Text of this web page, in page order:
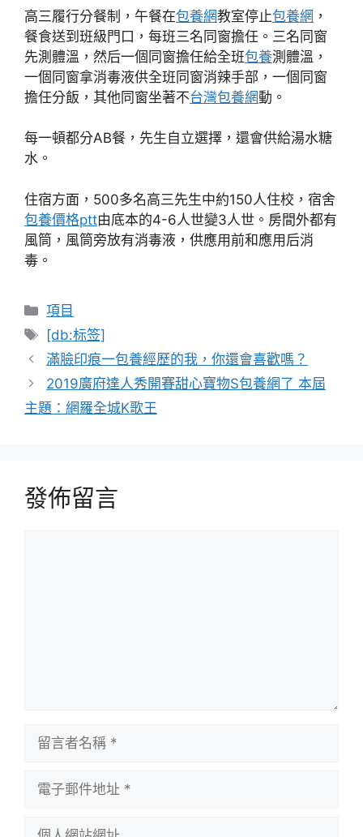
高三履行分餐制，午餐在包養網教室停止包養網 ，
餐食送到班級門口，每班三名同窗擔任。三名同窗
先測體溫，然后一個同窗擔任給全班包養測體溫，
一個同窗拿消毒液供全班同窗消辣手部，一個同窗
擔任分飯，其他同窗坐著不台灣包養網動。
每一頓都分AB餐，先生自立選擇，還會供給湯水糖
水。
住宿方面，500多名高三先生中約150人住校，宿舍
包養價格ptt由底本的4-6人世變3人世。房間外都有
風筒，風筒旁放有消毒液，供應用前和應用后消
毒。
分
類
項目
標
籤
[db:标签]
滿臉印痕一包養經歷的我，你還會喜歡嗎？
2019廣府達人秀開賽甜心寶物S包養網了 本屆
主題：網羅全城K歌王
發佈留言